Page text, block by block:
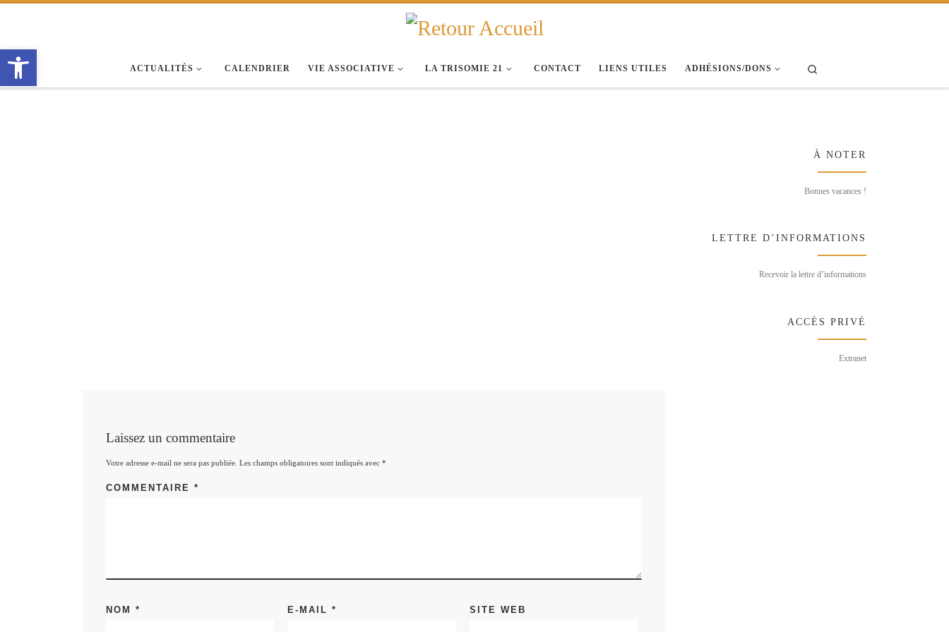
ACTUALITÉS CALENDRIER VIE ASSOCIATIVE LA TRISOMIE 21 CONTACT LIENS UTILES ADHÉSIONS/DONS
Laissez un commentaire
Votre adresse e-mail ne sera pas publiée. Les champs obligatoires sont indiqués avec *
COMMENTAIRE *
NOM * E-MAIL* SITE WEB
À NOTER
Bonnes vacances !
LETTRE D’INFORMATIONS
Recevoir la lettre d’informations
ACCÈS PRIVÉ
Extranet
Ouvrir la barre d’outils